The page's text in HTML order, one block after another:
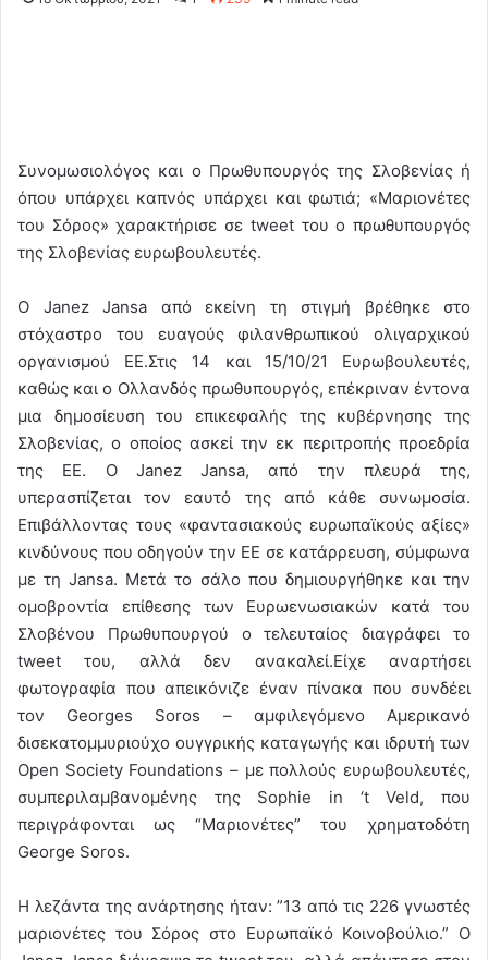
Συνομωσιολόγος και ο Πρωθυπουργός της Σλοβενίας ή
όπου υπάρχει καπνός υπάρχει και φωτιά; «Μαριονέτες
του Σόρος» χαρακτήρισε σε tweet του ο πρωθυπουργός
της Σλοβενίας ευρωβουλευτές.
Ο Janez Jansa από εκείνη τη στιγμή βρέθηκε στο
στόχαστρο του ευαγούς φιλανθρωπικού ολιγαρχικού
οργανισμού ΕΕ.Στις 14 και 15/10/21 Ευρωβουλευτές,
καθώς και ο Ολλανδός πρωθυπουργός, επέκριναν έντονα
μια δημοσίευση του επικεφαλής της κυβέρνησης της
Σλοβενίας, ο οποίος ασκεί την εκ περιτροπής προεδρία
της ΕΕ. Ο Janez Jansa, από την πλευρά της,
υπερασπίζεται τον εαυτό της από κάθε συνωμοσία.
Επιβάλλοντας τους «φαντασιακούς ευρωπαϊκούς αξίες»
κινδύνους που οδηγούν την ΕΕ σε κατάρρευση, σύμφωνα
με τη Jansa. Μετά το σάλο που δημιουργήθηκε και την
ομοβροντία επίθεσης των Ευρωενωσιακών κατά του
Σλοβένου Πρωθυπουργού ο τελευταίος διαγράφει το
tweet του, αλλά δεν ανακαλεί.Είχε αναρτήσει
φωτογραφία που απεικόνιζε έναν πίνακα που συνδέει
τον Georges Soros – αμφιλεγόμενο Αμερικανό
δισεκατομμυριούχο ουγγρικής καταγωγής και ιδρυτή των
Open Society Foundations – με πολλούς ευρωβουλευτές,
συμπεριλαμβανομένης της Sophie in ‘t Veld, που
περιγράφονται ως “Μαριονέτες” του χρηματοδότη
George Soros.
H λεζάντα της ανάρτησης ήταν: ”13 από τις 226 γνωστές
μαριονέτες του Σόρος στο Ευρωπαϊκό Κοινοβούλιο.” Ο